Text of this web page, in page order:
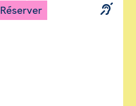
Réserver